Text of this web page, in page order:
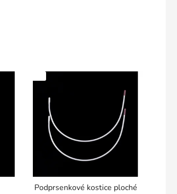
Podprsenkové kostice ploché